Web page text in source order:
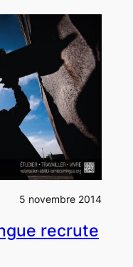
5 novembre 2014
recrute